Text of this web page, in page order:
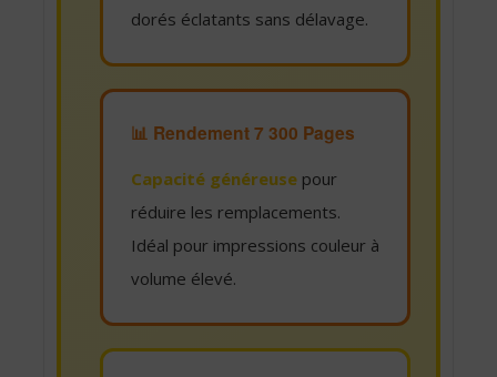
dorés éclatants sans délavage.
📊 Rendement 7 300 Pages
Capacité généreusepour
réduire les remplacements.
Idéal pour impressions couleur à
volume élevé.